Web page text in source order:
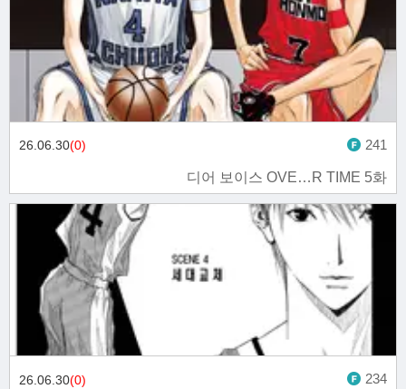
디어 보이스 OVE…R TIME 5화
26.06.30(0) 241
26.06.30(0) 234